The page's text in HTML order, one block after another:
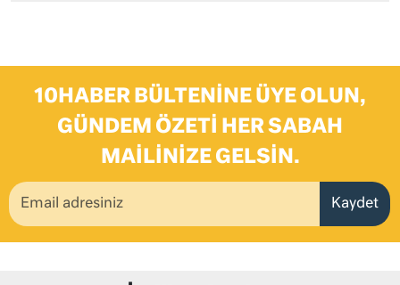
10HABER BÜLTENINE ÜYE OLUN,
GÜNDEM ÖZETI HER SABAH
MAILINIZE GELSIN.
Kaydet